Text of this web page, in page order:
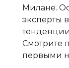
Милане.
эксперты
Смотрите
первыми